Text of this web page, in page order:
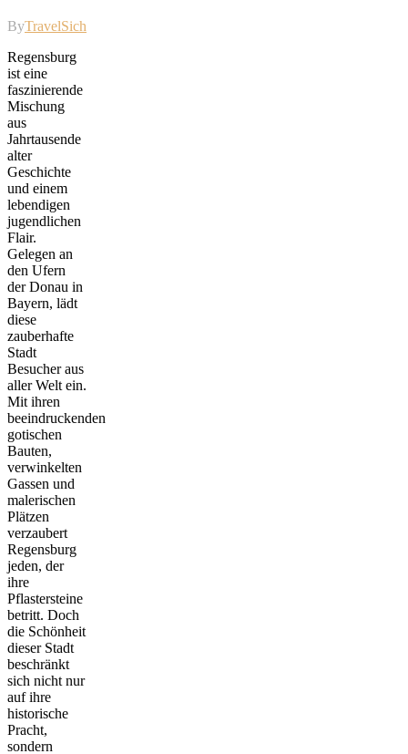
ByTravelSicht
Regensburg
ist eine
faszinierende
Mischung
aus
Jahrtausende
alter
Geschichte
und einem
lebendigen
jugendlichen
Flair.
Gelegen an
den Ufern
der Donau in
Bayern, lädt
diese
zauberhafte
Stadt
Besucher aus
aller Welt ein.
Mit ihren
beeindruckenden
gotischen
Bauten,
verwinkelten
Gassen und
malerischen
Plätzen
verzaubert
Regensburg
jeden, der
ihre
Pflastersteine
betritt. Doch
die Schönheit
dieser Stadt
beschränkt
sich nicht nur
auf ihre
historische
Pracht,
sondern